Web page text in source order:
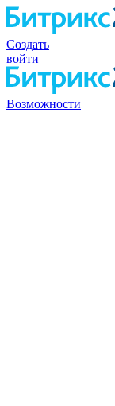
Создать
войти
Возможности